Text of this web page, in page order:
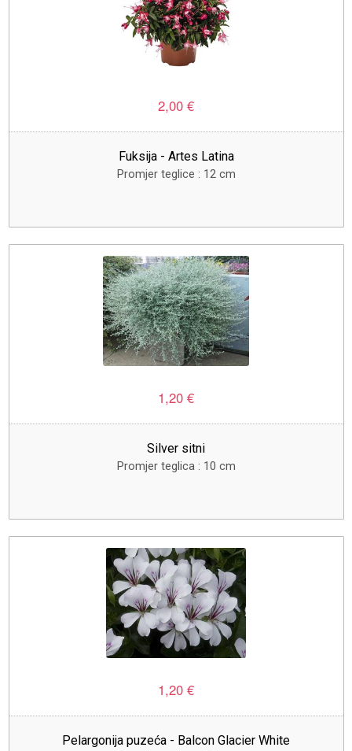
2,00 €
Fuksija - Artes Latina
Promjer teglice : 12 cm
1,20 €
Silver sitni
Promjer teglica : 10 cm
1,20 €
Pelargonija puzeća - Balcon Glacier White